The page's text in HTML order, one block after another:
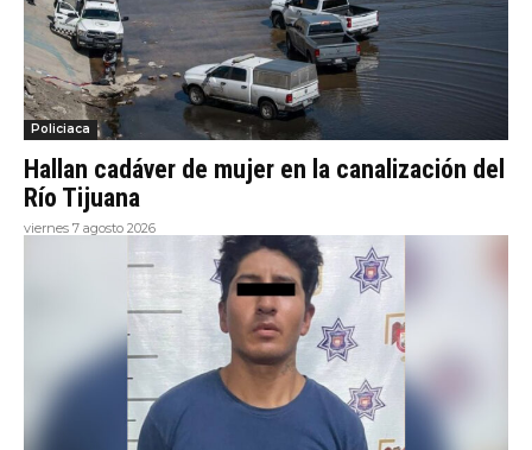
Policiaca
Hallan cadáver de mujer en la canalización del
Río Tijuana
viernes 7 agosto 2026